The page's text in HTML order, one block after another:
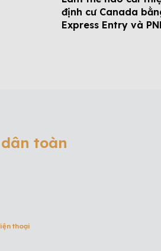
định cư Canada
Express Entry và
toàn
thoại